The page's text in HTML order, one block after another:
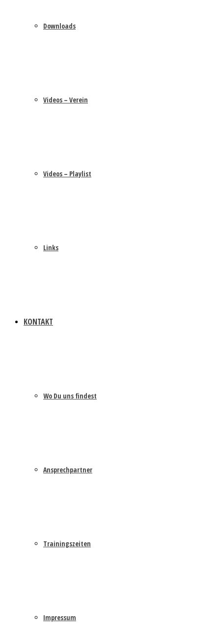
Downloads
Videos – Verein
Videos – Playlist
Links
KONTAKT
Wo Du uns findest
Ansprechpartner
Trainingszeiten
Impressum